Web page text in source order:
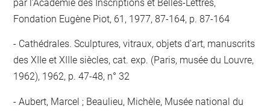
par l’Académie des Inscriptions et Belles-Lettres,
Fondation Eugène Piot, 61, 1977, 87-164, p. 87-164
Cathédrales. Sculptures, vitraux, objets d'art, manuscrits
des XIIe et XIIIe siècles, cat. exp. (Paris, musée du Louvre,
1962), 1962, p. 47-48, n° 32
Aubert, Marcel ; Beaulieu, Michèle, Musée national du